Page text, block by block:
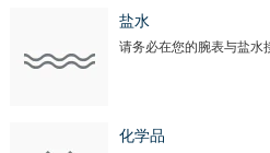
盐水
请务必在您的腕表与盐水
化学品